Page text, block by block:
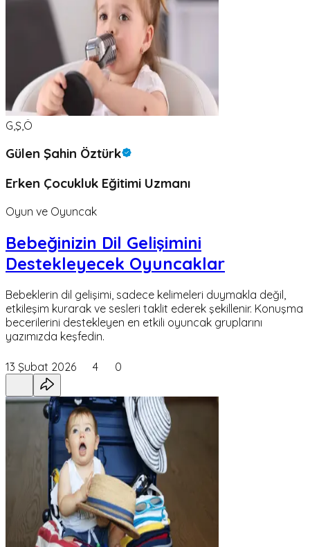
G,Ş,Ö
Gülen Şahin Öztürk
Erken Çocukluk Eğitimi Uzmanı
Oyun ve Oyuncak
Bebeğinizin Dil Gelişimini
Destekleyecek Oyuncaklar
Bebeklerin dil gelişimi, sadece kelimeleri duymakla değil,
etkileşim kurarak ve sesleri taklit ederek şekillenir. Konuşma
becerilerini destekleyen en etkili oyuncak gruplarını
yazımızda keşfedin.
13 Şubat 2026 4 0